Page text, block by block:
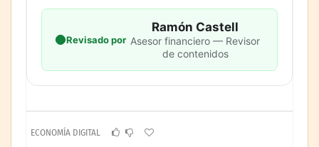
Revisado por
Ramón Castell
Asesor financiero — Revisor
de contenidos
ECONOMÍA DIGITAL